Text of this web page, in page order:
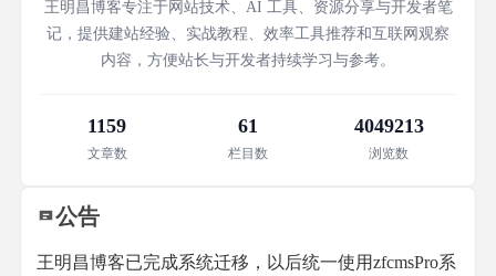
王明昌博客专注于网站技术、AI 工具、资源分享与开发者笔
记，提供建站经验、实战教程、效率工具推荐和互联网观察
内容，方便站长与开发者持续学习与参考。
1159
文章数
61
栏目数
4049213
浏览数
公告
王明昌博客已完成系统迁移，以后统一使用zfcmsPro系